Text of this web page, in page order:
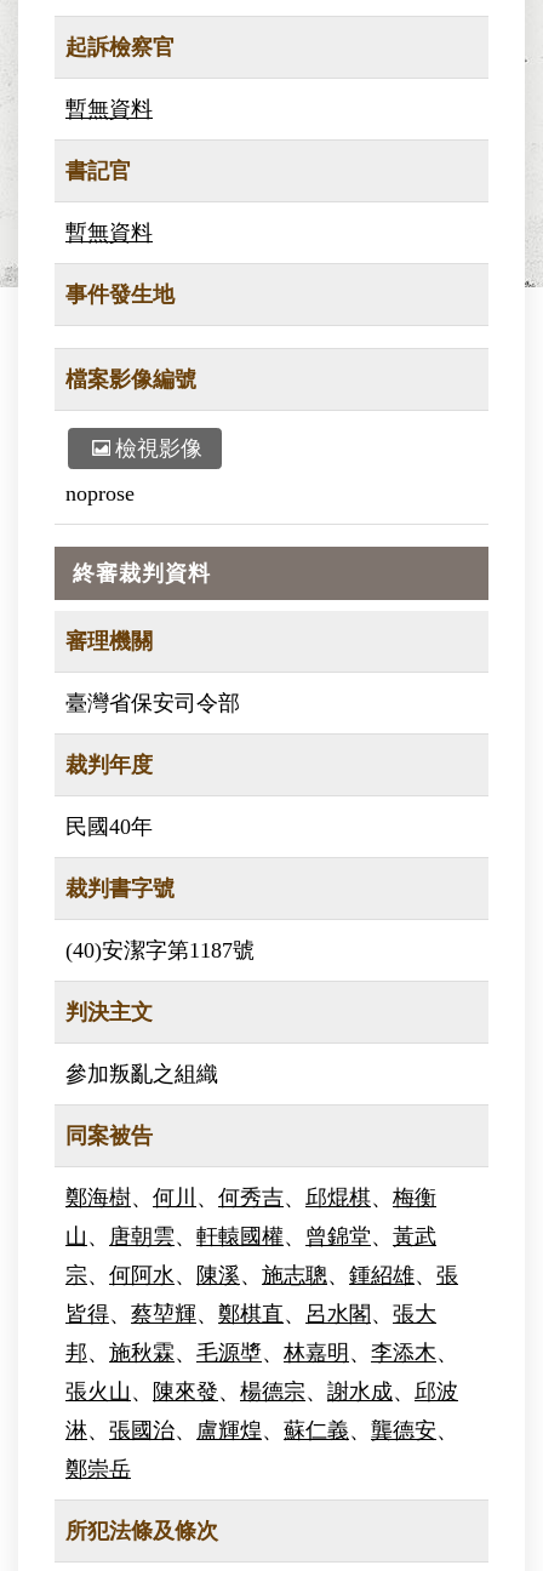
起訴檢察官
暫無資料
書記官
暫無資料
事件發生地
檔案影像編號
檢視影像
noprose
終審裁判資料
審理機關
臺灣省保安司令部
裁判年度
民國40年
裁判書字號
(40)安潔字第1187號
判決主文
參加叛亂之組織
同案被告
鄭海樹、 何川 、 何秀吉、 邱焜棋、 梅衡
山 、 唐朝雲、 軒轅國權、 曾錦堂、 黃武
宗、 何阿水、 陳溪、 施志聰、 鍾紹雄、 張
皆得、 蔡堃輝、 鄭棋直、 呂水閣 、 張大
邦、 施秋霖、 毛源墏、 林嘉明 、 李添木、
張火山 、 陳來發、 楊德宗、 謝水成、 邱波
淋、 張國治、 盧輝煌、 蘇仁義、 龔德安、
鄭崇岳
所犯法條及條次